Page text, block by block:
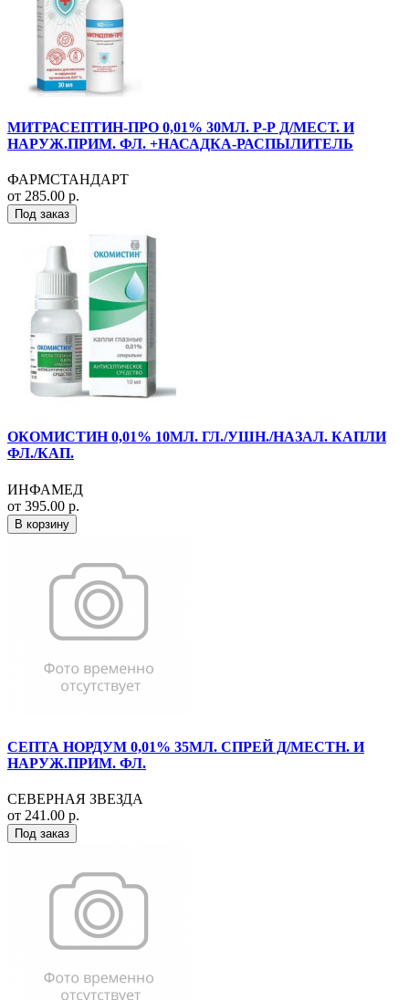
МИТРАСЕПТИН-ПРО 0,01% 30МЛ. Р-Р Д/МЕСТ. И
НАРУЖ.ПРИМ. ФЛ. +НАСАДКА-РАСПЫЛИТЕЛЬ
ФАРМСТАНДАРТ
от 285.00 р.
Под заказ
ОКОМИСТИН 0,01% 10МЛ. ГЛ./УШН./НАЗАЛ. КАПЛИ
ФЛ./КАП.
ИНФАМЕД
от 395.00 р.
В корзину
СЕПТА НОРДУМ 0,01% 35МЛ. СПРЕЙ Д/МЕСТН. И
НАРУЖ.ПРИМ. ФЛ.
СЕВЕРНАЯ ЗВЕЗДА
от 241.00 р.
Под заказ